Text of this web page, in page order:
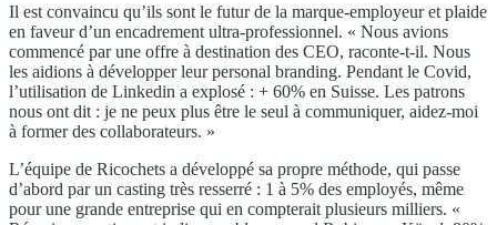
Il est convaincu qu’ils sont le futur de la marque-employeur et plaide
en faveur d’un encadrement ultra-professionnel. « Nous avions
commencé par une offre à destination des CEO, raconte-t-il. Nous
les aidions à développer leur personal branding. Pendant le Covid,
l’utilisation de Linkedin a explosé : + 60% en Suisse. Les patrons
nous ont dit : je ne peux plus être le seul à communiquer, aidez-moi
à former des collaborateurs. »
L’équipe de Ricochets a développé sa propre méthode, qui passe
d’abord par un casting très resserré : 1 à 5% des employés, même
pour une grande entreprise qui en compterait plusieurs milliers. «